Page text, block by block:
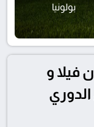
بولونيا
فيلا و
16/4/2026 في الدوري